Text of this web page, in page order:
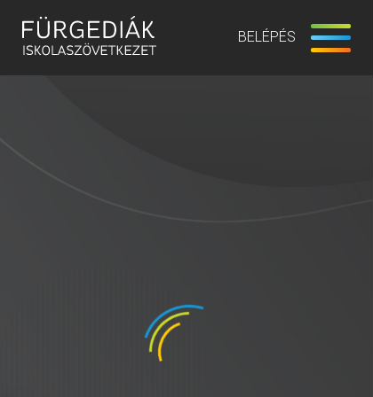
BELÉPÉS